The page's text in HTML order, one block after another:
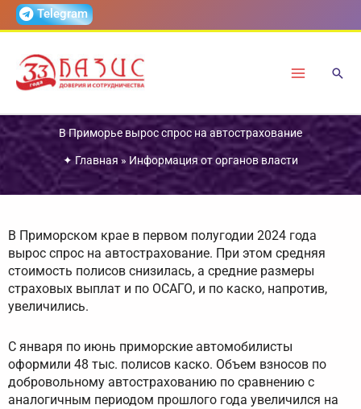
ПерейтиTelegram
В Приморье вырос спрос на автострахование
✦ Главная » Информация от органов власти
В Приморском крае в первом полугодии 2024 года
вырос спрос на автострахование. При этом средняя
стоимость полисов снизилась, а средние размеры
страховых выплат и по ОСАГО, и по каско, напротив,
увеличились.
С января по июнь приморские автомобилисты
оформили 48 тыс. полисов каско. Объем взносов по
добровольному автострахованию по сравнению с
аналогичным периодом прошлого года увеличился на